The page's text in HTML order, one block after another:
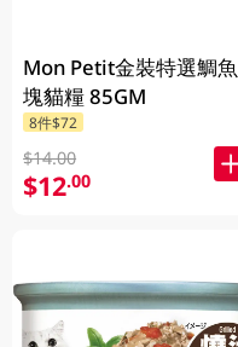
Mon Petit金裝特選鯛魚
塊貓糧 85GM
8件$72
$14.00
$12.00